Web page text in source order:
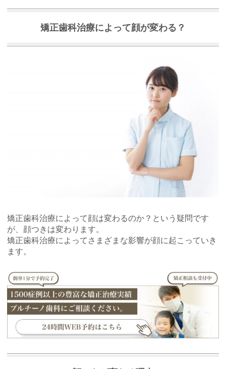
矯正歯科治療によって顔が変わる？
矯正歯科治療によって顔は変わるのか？という疑問です
が、顔つきは変わります。
矯正歯科治療によってさまざまな影響が顔に起こっていき
ます。